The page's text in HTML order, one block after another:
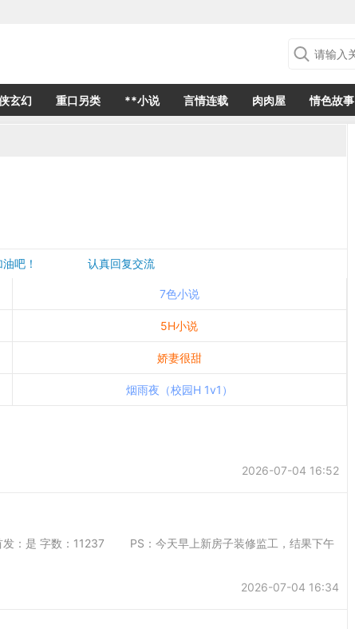
玄幻 重口另类 **小说 言情连载 肉肉屋 情色故事
加油吧！ 认真回复交流
7色小说
5H小说
娇妻很甜
烟雨夜（校园H 1v1）
2026-07-04 16:52
发：是 字数：11237 PS：今天早上新房子装修监工，结果下午
2026-07-04 16:34